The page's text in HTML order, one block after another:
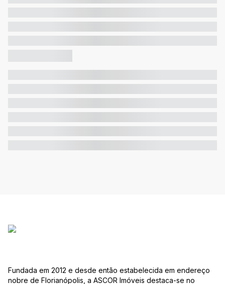
Fundada em 2012 e desde então estabelecida em endereço
nobre de Florianópolis, a ASCOR Imóveis destaca-se no